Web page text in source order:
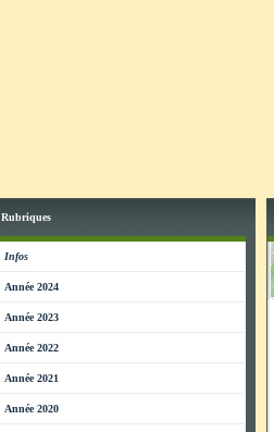
Rubriques
Infos
Année 2024
Année 2023
Année 2022
Année 2021
Année 2020